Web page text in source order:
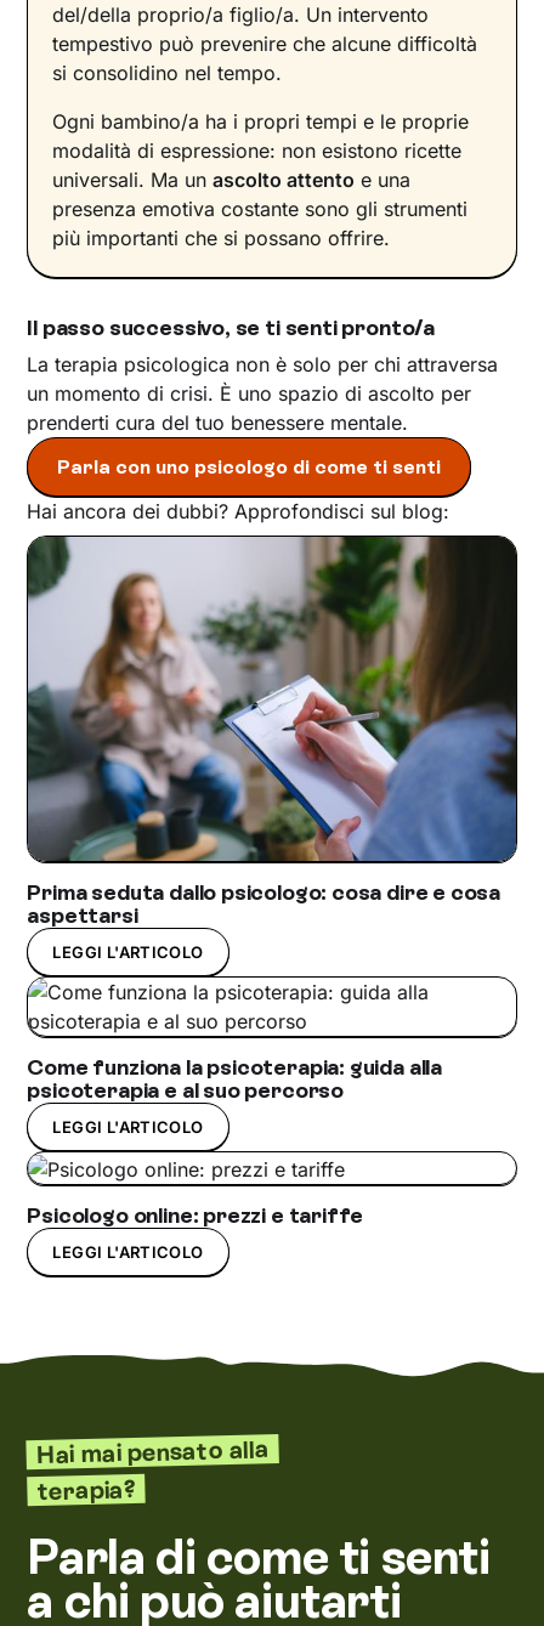
del/della proprio/a figlio/a. Un intervento
tempestivo può prevenire che alcune difficoltà
si consolidino nel tempo.
Ogni bambino/a ha i propri tempi e le proprie
modalità di espressione: non esistono ricette
universali. Ma unascolto attento e una
presenza emotiva costante sono gli strumenti
più importanti che si possano offrire.
Il passo successivo, se ti senti pronto/a
La terapia psicologica non è solo per chi attraversa
un momento di crisi. È uno spazio di ascolto per
prenderti cura del tuo benessere mentale.
Parla con uno psicologo di come ti senti
Hai ancora dei dubbi? Approfondisci sul blog:
Prima seduta dallo psicologo: cosa dire e cosa
aspettarsi
LEGGI L'ARTICOLO
Come funziona la psicoterapia: guida alla
psicoterapia e al suo percorso
LEGGI L'ARTICOLO
Psicologo online: prezzi e tariffe
LEGGI L'ARTICOLO
Hai mai pensato alla
terapia?
Parla di come ti senti
a chi può aiutarti